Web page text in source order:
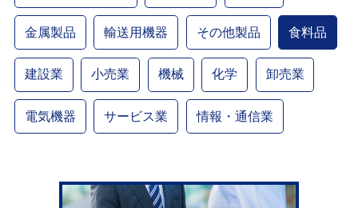
金属製品 輸送用機器 その他製品 食料品
建設業 小売業 機械 化学 卸売業
電気機器 サービス業 情報・通信業